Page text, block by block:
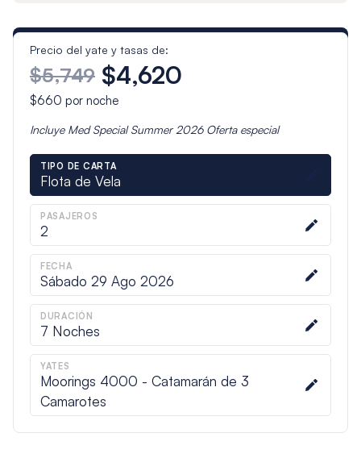
Precio del yate y tasas de:
$5,749 $4,620
$660 por noche
Incluye Med Special Summer 2026Oferta especial
TIPO DE CARTA
Flota de Vela
PASAJEROS
2
FECHA
Sábado 29 Ago 2026
DURACIÓN
7 Noches
YATES
Moorings 4000 - Catamarán de 3
Camarotes